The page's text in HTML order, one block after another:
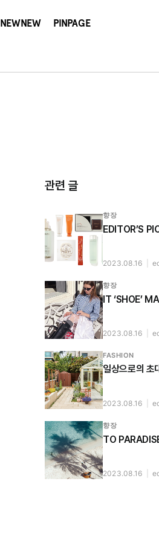
NEWNEW PINPAGE
관련 글
향장
EDITOR’S
2023.08.16
향장
IT
2023.08.16
FASHION
일상으로의 초
2023.08.16
향장
TO
2023.08.16